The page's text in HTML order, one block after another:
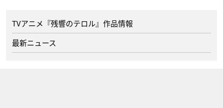
TVアニメ『残響のテロル』作品情報
最新ニュース